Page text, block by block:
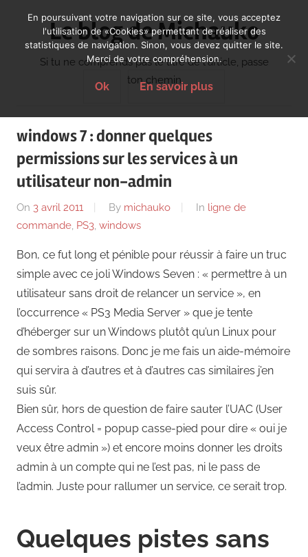
content
Le blog de Michauko
Si tu ne comprends pas le titre de l'article, passe
ton chemin
windows 7 : donner quelques
permissions sur les services à un
utilisateur non-admin
On 3 avril 2011 By michauko In ligne de
commande, PS3, windows
Bon, ce fut long et pénible pour réussir à faire un truc
simple avec ce joli Windows Seven : « permettre à un
utilisateur sans droit de relancer un service », en
l’occurrence « PS3 Media Server » que je tente
d’héberger sur un Windows plutôt qu’un Linux pour
de sombres raisons. Donc je me fais un aide-mémoire
qui servira à d’autres et à d’autres cas similaires j’en
suis sûr.
Bien sûr, hors de question de faire sauter l’UAC (User
Access Control = popup casse-pied pour dire « oui je
veux être admin ») et encore moins donner les droits
admin à un compte qui ne l’est pas, ni le pass de
l’admin. Juste pour rallumer un service, ce serait trop.
Quelques pistes sans
En poursuivant votre navigation sur ce site, vous acceptez
l'utilisation de «Cookies» permettant de réaliser des
statistiques de navigation. Sinon, vous devez quitter le site.
Merci de votre compréhension.
Ok En savoir plus